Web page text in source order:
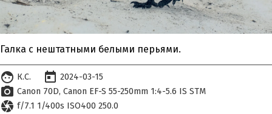
Галка с нештатными белыми перьями.
face К.С. today 2024-03-15
photo_camera Canon 70D Canon EF-S 55-250mm 1:4-5.6 IS STM
camera f/7.1 1/400s ISO400 250.0